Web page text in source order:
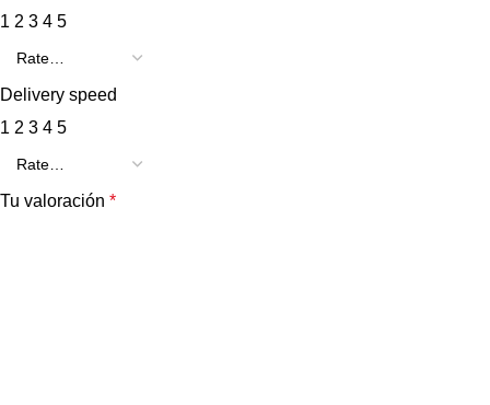
1 2 3 4 5
Delivery speed
1 2 3 4 5
Tu valoración *